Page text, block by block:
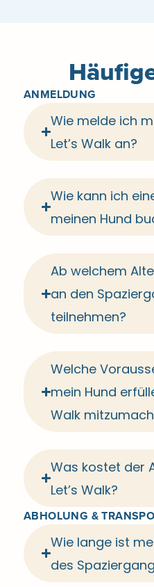
ANMELDUNG
Wie melde ich
Let’s Walk an?
Wie kann ich
meinen Hund
Ab welchem
an den
teilnehmen?
Welche
mein Hund
Walk
Was kostet der
Let’s Walk?
ABHOLUNG &
Wie lange ist
des